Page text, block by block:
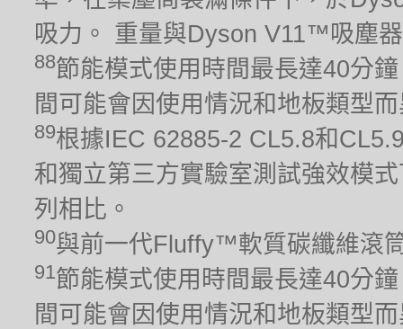
吸力。 重量與Dyson V11™吸塵
88節能模式使用時間最長達40分
間可能會因使用情況和地板類型
89根據IEC 62885-2 CL5.8和
和獨立第三方實驗室測試強效模
列相比。
90與前一代Fluffy™軟質碳纖維滾
91節能模式使用時間最長達40分
間可能會因使用情況和地板類型